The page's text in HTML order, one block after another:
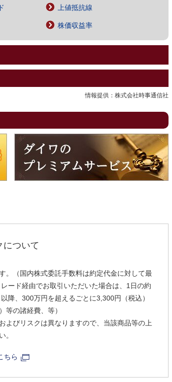
上値抵抗線
株価収益率
情報提供：株式会社時事通信社
について
。（国内株式委託手数料は約定代金に対して最
ード経由でお取引いただいた場合は、1日の約
降、300万円を超えるごとに3,300円（税込）
等の諸経費、等）
よびリスクは異なりますので、当該商品等の上
。
ちら